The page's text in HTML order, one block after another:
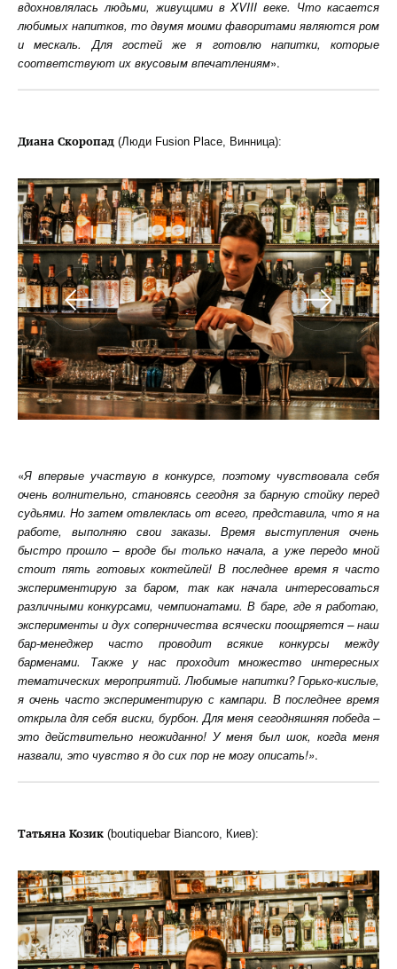
вдохновлялась людьми, живущими вXVIII веке. Что касается
любимых напитков, то двумя моими фаворитами являются ром
и мескаль. Для гостей же я готовлю напитки, которые
соответствуют их вкусовым впечатлениям».
Диана Скоропад (Люди Fusion Place, Винница):
«Я впервые участвую в конкурсе, поэтому чувствовала себя
очень волнительно, становясь сегодня за барную стойку перед
судьями. Но затем отвлеклась от всего, представила, что я на
работе, выполняю свои заказы. Время выступления очень
быстро прошло – вроде бы только начала, а уже передо мной
стоит пять готовых коктейлей! В последнее время я часто
экспериментирую за баром, так как начала интересоваться
различными конкурсами, чемпионатами. В баре, где я работаю,
эксперименты и дух соперничества всячески поощряется – наш
бар-менеджер часто проводит всякие конкурсы между
барменами. Также у нас проходит множество интересных
тематических мероприятий. Любимые напитки? Горько-кислые,
я очень часто экспериментирую с кампари. В последнее время
открыла для себя виски, бурбон. Для меня сегодняшняя победа –
это действительно неожиданно! У меня был шок, когда меня
назвали, это чувство я до сих пор не могу описать!».
Татьяна Козик (boutiquebar Biancoro, Киев):